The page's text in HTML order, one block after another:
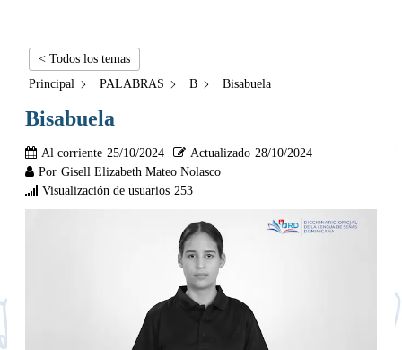
< Todos los temas
Principal
PALABRAS B Bisabuela
Bisabuela
Al corriente 25/10/2024 Actualizado 28/10/2024
Por Gisell Elizabeth Mateo Nolasco
Visualización de usuarios 253